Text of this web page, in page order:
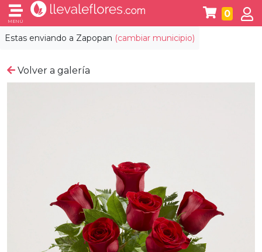
Estas enviando a Zapopan (cambiar municipio)
MENÚ
0
Volver a galería